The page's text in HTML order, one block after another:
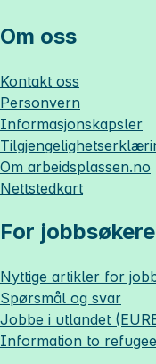
Om oss
Kontakt oss
Personvern
Informasjonskapsler
Om arbeidsplassen.no
Nettstedkart
For jobbsøkere
Nyttige artikler for
Spørsmål og svar
Jobbe i utlandet
Information to